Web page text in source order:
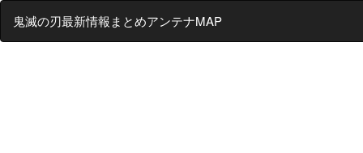
鬼滅の刃最新情報まとめアンテナMAP